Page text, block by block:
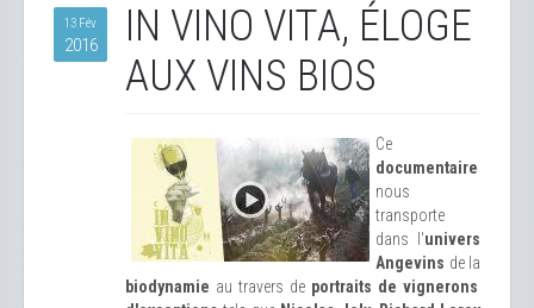
13 Fév
2016
IN VINO VITA, ÉLOGE
AUX VINS BIOS
Ce
documentaire
nous
transporte
dans l'univers
Angevins de la
biodynamie au travers de portraits de vignerons